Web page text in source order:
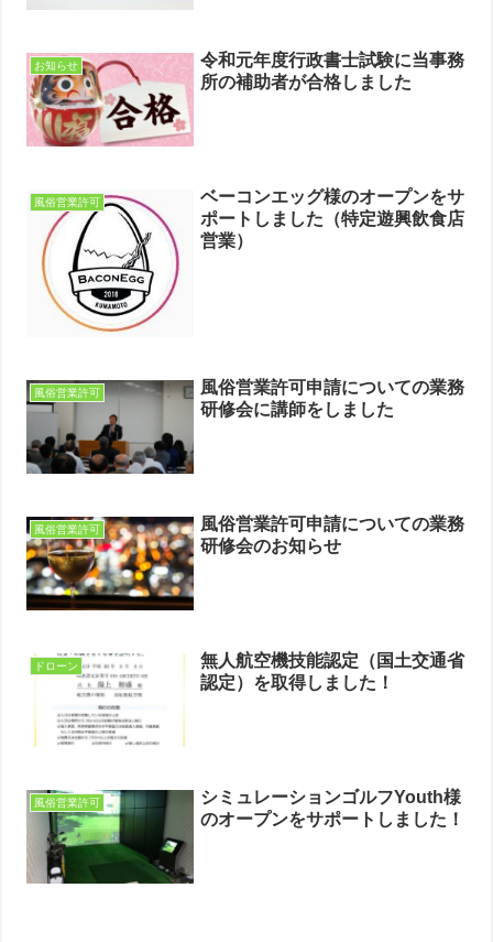
お知らせ
令和元年度行政書士試験に当事務
所の補助者が合格しました
風俗営業許可
ベーコンエッグ様のオープンをサ
ポートしました（特定遊興飲食店
営業）
風俗営業許可
風俗営業許可申請についての業務
研修会に講師をしました
風俗営業許可
風俗営業許可申請についての業務
研修会のお知らせ
ドローン
無人航空機技能認定（国土交通省
認定）を取得しました！
風俗営業許可
シミュレーションゴルフYouth様
のオープンをサポートしました！